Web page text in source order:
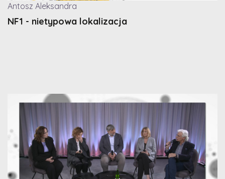
Antosz Aleksandra
NF1 - nietypowa lokalizacja